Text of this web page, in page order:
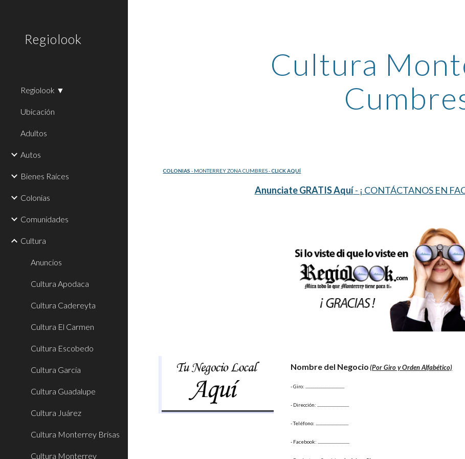
Regiolook
Regiolook ▼
Ubicación
Adultos
Autos
Bienes Raíces
Colonias
Comunidades
Cultura
Anuncios
Cultura Apodaca
Cultura Cadereyta
Cultura El Carmen
Cultura Escobedo
Cultura García
Cultura Guadalupe
Cultura Juárez
Cultura Monterrey Brisas
Cultura Monterrey
Cultura
COLONIAS - MONTERREY ZONA CUMBRES - CLICK AQUÍ
Anunciate GRATIS Aquí - ¡ CONTÁCTANOS EN
Nombre del Negocio(Por Giro y Orden Alfabético)
- Giro:
- Dirección:
- Teléfono:
- Facebook: